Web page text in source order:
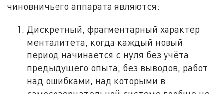
чиновничьего аппарата являются:
Дискретный, фрагментарный характер
менталитета, когда каждый новый
период начинается с нуля без учёта
предыдущего опыта, без выводов, работ
над ошибками, над которыми в